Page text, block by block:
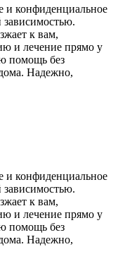
и конфиденциальное
зависимостью.
к вам,
и лечение прямо у
помощь без
Надежно,
и конфиденциальное
зависимостью.
к вам,
и лечение прямо у
помощь без
Надежно,